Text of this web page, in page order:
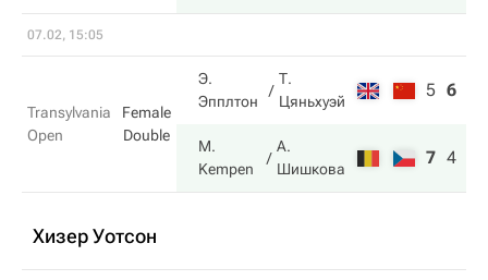
07.02, 15:05
Transylvania
Open
Female
Double
Э.
Эпплтон
Т.
Цяньхуэй
5 6
M.
Kempen
А.
Шишкова
7 4
Хизер Уотсон